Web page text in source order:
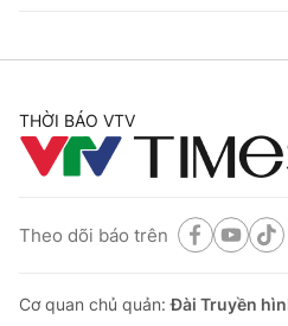
THỜI BÁO VTV
Theo dõi báo trên
Cơ quan chủ quản:Đài Truyền